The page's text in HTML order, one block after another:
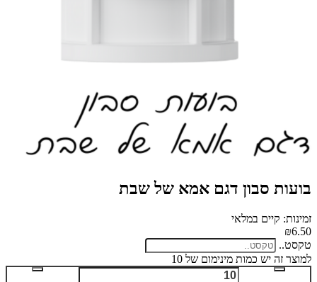
בועות סבון דגם אמא של שבת
זמינות: קיים במלאי
₪6.50
טקסט..
למוצר זה יש כמות מינימום של 10